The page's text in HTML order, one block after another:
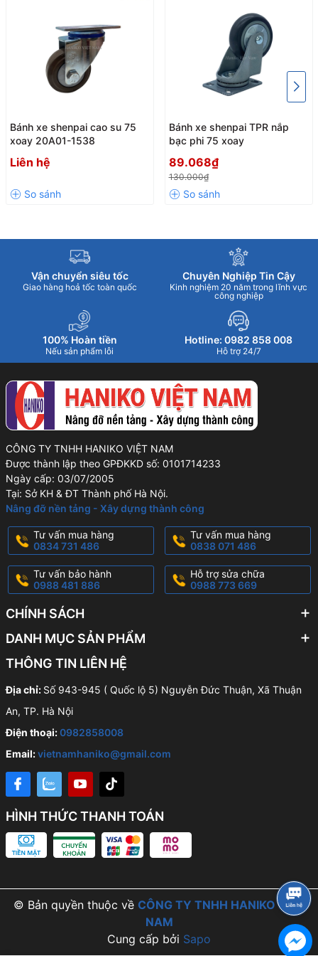
Bánh xe shenpai cao su 75
xoay 20A01-1538
Liên hệ
Bánh xe shenpai TPR nắp
bạc phi 75 xoay
89.068₫
130.000₫
Vận chuyển siêu tốc
Giao hàng hoả tốc toàn quốc
Chuyên Nghiệp Tin Cậy
Kinh nghiệm 20 năm trong lĩnh vực
công nghiệp
100% Hoàn tiền
Nếu sản phẩm lỗi
Hotline: 0982 858 008
Hỗ trợ 24/7
CÔNG TY TNHH HANIKO VIỆT NAM
Được thành lập theo GPĐKKD số: 0101714233
Ngày cấp: 03/07/2005
Tại: Sở KH & ĐT Thành phố Hà Nội.
Nâng đỡ nền tảng - Xây dựng thành công
Tư vấn mua hàng
0834 731 486
Tư vấn mua hàng
0838 071 486
Tư vấn bảo hành
0988 481 886
Hỗ trợ sửa chữa
0988 773 669
CHÍNH SÁCH
DANH MỤC SẢN PHẨM
THÔNG TIN LIÊN HỆ
Địa chỉ: Số 943-945 ( Quốc lộ 5) Nguyễn Đức Thuận, Xã Thuận
An, TP. Hà Nội
Điện thoại:0982858008
Email:vietnamhaniko@gmail.com
HÌNH THỨC THANH TOÁN
© Bản quyền thuộc về CÔNG TY TNHH HANIKO VIỆT
NAM
Cung cấp bởi Sapo